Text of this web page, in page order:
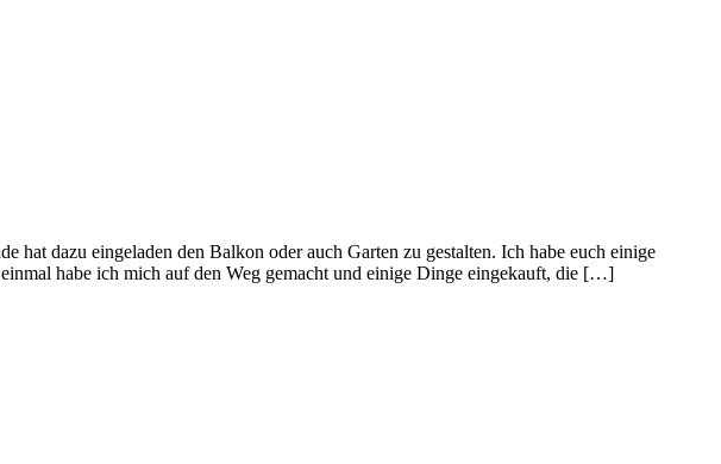
dazu eingeladen den Balkon oder auch Garten zu gestalten. Ich habe euch einige
habe ich mich auf den Weg gemacht und einige Dinge eingekauft, die […]